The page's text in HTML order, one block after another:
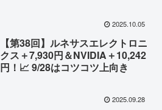
2025.10.05
【第38回】ルネサスエレクトロニ
クス＋7,930円＆NVIDIA＋10,242
円！📈 9/28はコツコツ上向き
2025.09.28